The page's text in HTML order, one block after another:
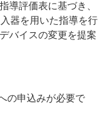
導評価表に基づき、
器を用いた指導を行
バイスの変更を提案
の申込みが必要で